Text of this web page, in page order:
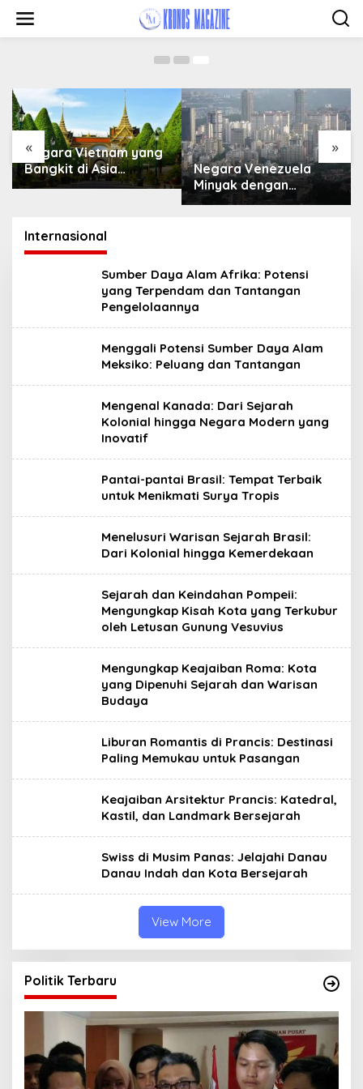
content
hingga Negara Modern yang Inovatif
March 5, 2025
« »
Negara Vietnam yang
Bangkit di Asia
Tenggara
Negara Venezuela
Minyak dengan
Keindahan Alam
Internasional
Sumber Daya Alam Afrika: Potensi
yang Terpendam dan Tantangan
Pengelolaannya
Menggali Potensi Sumber Daya Alam
Meksiko: Peluang dan Tantangan
Mengenal Kanada: Dari Sejarah
Kolonial hingga Negara Modern yang
Inovatif
Pantai-pantai Brasil: Tempat Terbaik
untuk Menikmati Surya Tropis
Menelusuri Warisan Sejarah Brasil:
Dari Kolonial hingga Kemerdekaan
Sejarah dan Keindahan Pompeii:
Mengungkap Kisah Kota yang Terkubur
oleh Letusan Gunung Vesuvius
Mengungkap Keajaiban Roma: Kota
yang Dipenuhi Sejarah dan Warisan
Budaya
Liburan Romantis di Prancis: Destinasi
Paling Memukau untuk Pasangan
Keajaiban Arsitektur Prancis: Katedral,
Kastil, dan Landmark Bersejarah
Swiss di Musim Panas: Jelajahi Danau
Danau Indah dan Kota Bersejarah
View More
Politik Terbaru